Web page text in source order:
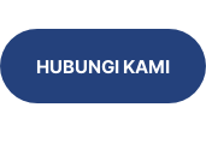
HUBUNGI KAMI